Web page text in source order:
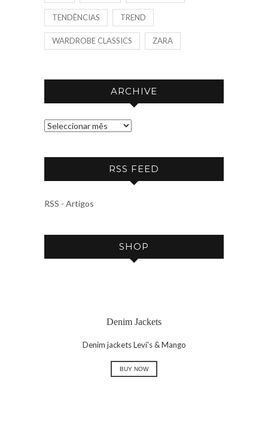
TENDÊNCIAS TREND
WARDROBE CLASSICS ZARA
ARCHIVE
A
C
V
RSS FEED
RSS - Artigos
SHOP
Denim Jackets
Denim jackets Levi's & Mango
BUY NOW